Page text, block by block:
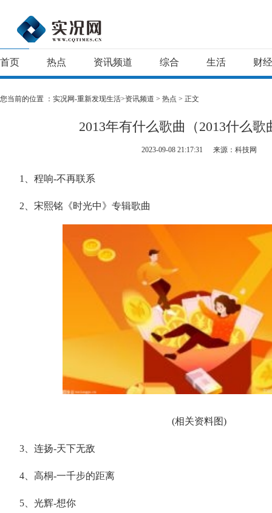
首页 热点 资讯频道 综合 生活 财经
您当前的位置 ： 实况网-重新发现生活>资讯频道 > 热点 > 正文
2013年有什么歌曲（2013什么歌
2023-09-08 21:17:31 来源：科技网
1、程响-不再联系
2、宋熙铭《时光中》专辑歌曲
(相关资料图)
3、连扬-天下无敌
4、高桐-一千步的距离
5、光辉-想你